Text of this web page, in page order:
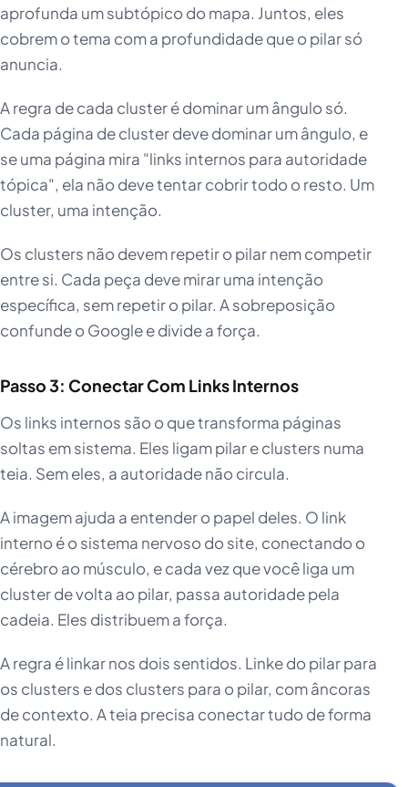
aprofunda um subtópico do mapa. Juntos, eles
cobrem o tema com a profundidade que o pilar só
anuncia.
A regra de cada cluster é dominar um ângulo só.
Cada página de cluster deve dominar um ângulo, e
se uma página mira "links internos para autoridade
tópica", ela não deve tentar cobrir todo o resto. Um
cluster, uma intenção.
Os clusters não devem repetir o pilar nem competir
entre si. Cada peça deve mirar uma intenção
específica, sem repetir o pilar. A sobreposição
confunde o Google e divide a força.
Passo 3: Conectar Com Links Internos
Os links internos são o que transforma páginas
soltas em sistema. Eles ligam pilar e clusters numa
teia. Sem eles, a autoridade não circula.
A imagem ajuda a entender o papel deles. O link
interno é o sistema nervoso do site, conectando o
cérebro ao músculo, e cada vez que você liga um
cluster de volta ao pilar, passa autoridade pela
cadeia. Eles distribuem a força.
A regra é linkar nos dois sentidos. Linke do pilar para
os clusters e dos clusters para o pilar, com âncoras
de contexto. A teia precisa conectar tudo de forma
natural.